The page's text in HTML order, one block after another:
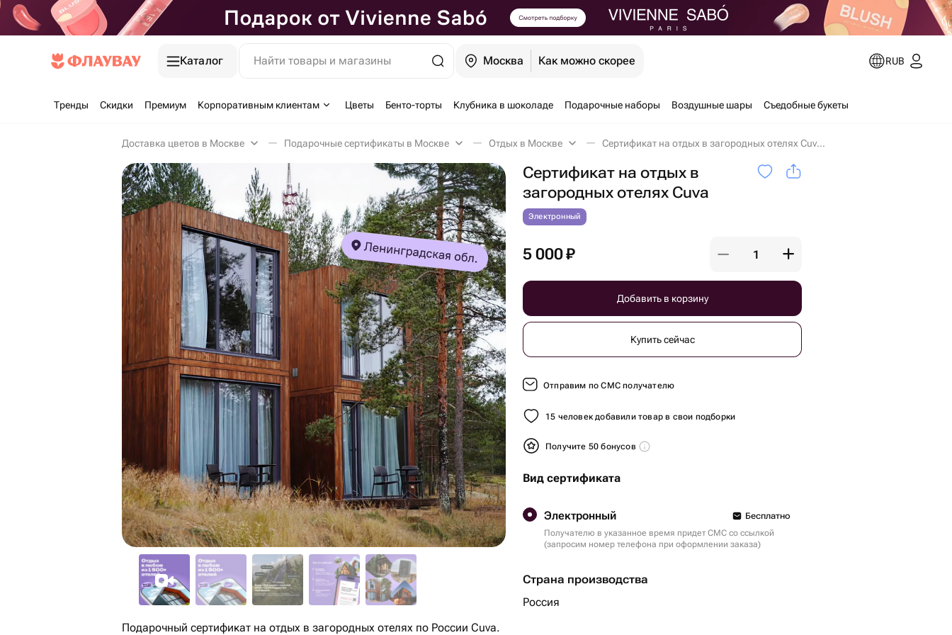
Каталог Найти товары и магазины Москва Как можно скорее RUB
Тренды Скидки Премиум Корпоративным клиентам Цветы Бенто-торты Клубника в шоколаде Подарочные наборы Воздушные шары Съедобные букеты
Доставка цветов в Москве Подарочные сертификаты в Москве Отдых в Москве Сертификат на отдых в загородных отелях Cuva в Москве
Сертификат на отдых в
загородных отелях Cuva
Электронный
5 000₽
Добавить в корзину
Купить сейчас
Отправим по СМС получателю
15 человек добавили товар в свои подборки
Получите 50 бонусов
Вид сертификата
Электронный
Бесплатно
Получателю в указанное время придет СМС со ссылкой
(запросим номер телефона при оформлении заказа)
Страна производства
Россия
Подарочный сертификат на отдых в загородных отелях по России Cuva.